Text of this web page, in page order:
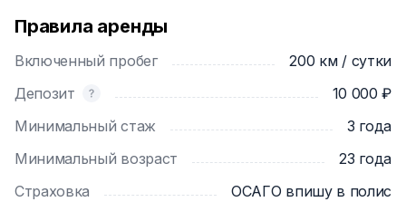
Правила аренды
Включенный пробег
200 км / сутки
Депозит
10 000 ₽
Минимальный стаж
3 года
Минимальный возраст
23 года
Страховка
ОСАГО впишу в полис